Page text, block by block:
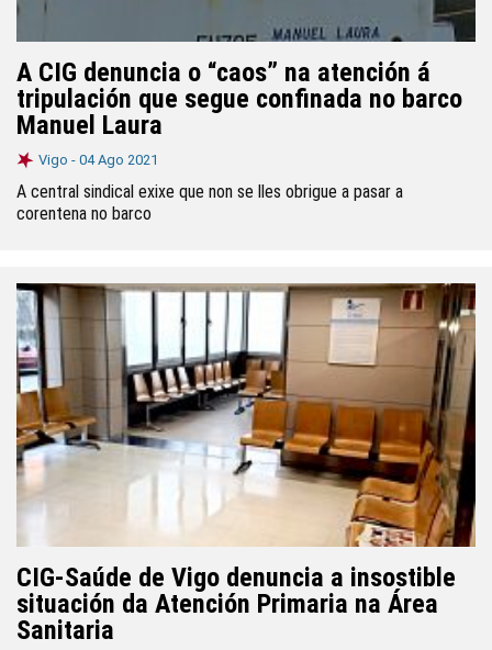
A CIG denuncia o “caos” na atención á
tripulación que segue confinada no barco
Manuel Laura
Vigo - 04 Ago 2021
A central sindical exixe que non se lles obrigue a pasar a
corentena no barco
CIG-Saúde de Vigo denuncia a insostible
situación da Atención Primaria na Área
Sanitaria